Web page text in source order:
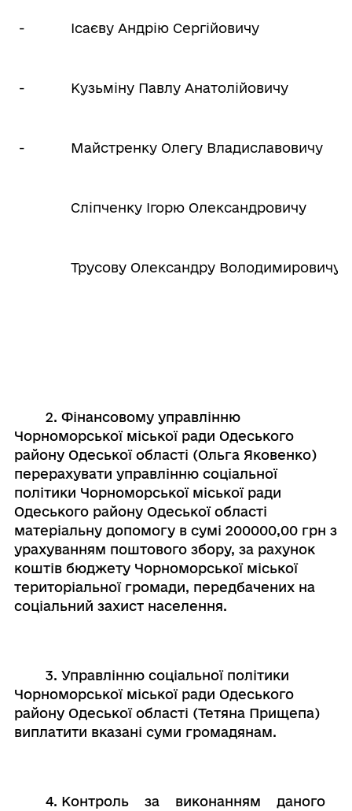
- Ісаєву Андрію Сергійовичу
- Кузьміну Павлу Анатолійовичу
- Майстренку Олегу Владиславовичу
Сліпченку Ігорю Олександровичу
Трусову Олександру Володимировичу
2. Фінансовому управлінню
Чорноморської міської ради Одеського
району Одеської області (Ольга Яковенко)
перерахувати управлінню соціальної
політики Чорноморської міської ради
Одеського району Одеської області
матеріальну допомогу в сумі 200000,00 грн з
урахуванням поштового збору, за рахунок
коштів бюджету Чорноморської міської
територіальної громади, передбачених на
соціальний захист населення.
3. Управлінню соціальної політики
Чорноморської міської ради Одеського
району Одеської області (Тетяна Прищепа)
виплатити вказані суми громадянам.
4. Контроль за виконанням даного